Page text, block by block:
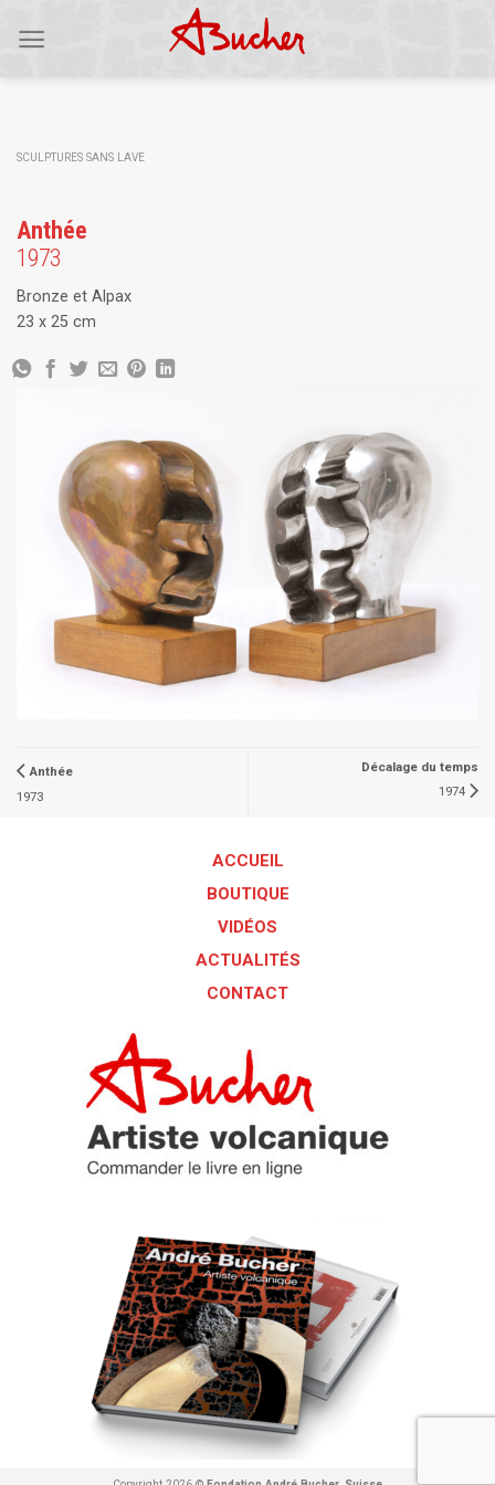
SCULPTURES SANS LAVE
Anthée
1973
Bronze et Alpax
23 x 25 cm
Anthée
1973
Décalage du temps
1974
ACCUEIL
BOUTIQUE
VIDÉOS
ACTUALITÉS
CONTACT